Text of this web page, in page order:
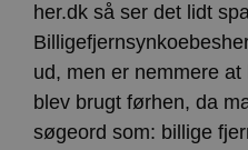
her.dk så ser det lidt
ud, men er nemmere
blev brugt førhen, da
søgeord som: billige